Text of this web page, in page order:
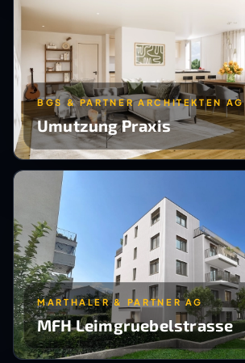
BGS & PARTNER ARCHITEKTEN AG
Umutzung Praxis
MARTHALER & PARTNER AG
MFH Leimgruebelstrasse